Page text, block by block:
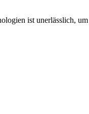
ist unerlässlich,